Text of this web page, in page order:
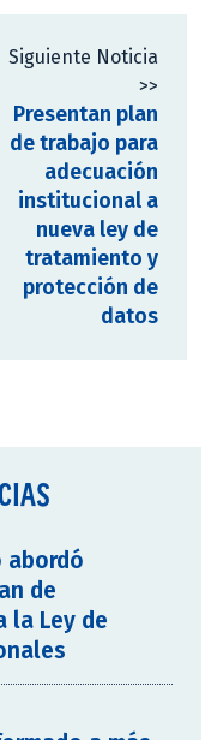
Siguiente Noticia
>>
Presentan plan
de trabajo para
adecuación
institucional a
nueva ley de
tratamiento y
protección de
datos
abordó
de
la Ley de